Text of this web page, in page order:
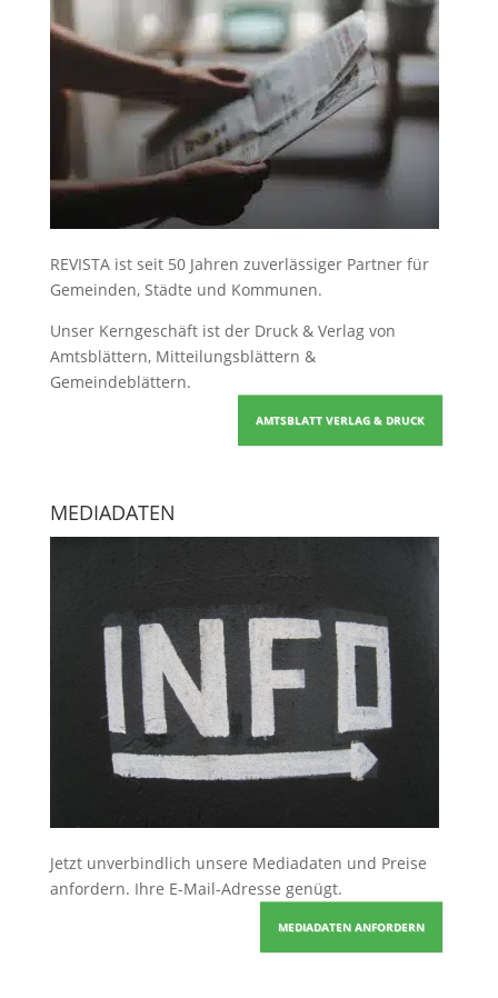
REVISTA ist seit 50 Jahren zuverlässiger Partner für
Gemeinden, Städte und Kommunen.
Unser Kerngeschäft ist der Druck & Verlag von
Amtsblättern, Mitteilungsblättern &
Gemeindeblättern.
AMTSBLATT VERLAG & DRUCK
MEDIADATEN
Jetzt unverbindlich unsere Mediadaten und Preise
anfordern. Ihre E-Mail-Adresse genügt.
MEDIADATEN ANFORDERN